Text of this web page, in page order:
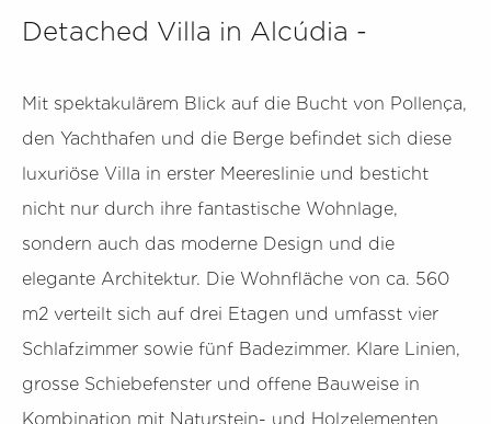
Detached Villa in Alcúdia -
Mit spektakulärem Blick auf die Bucht von Pollença,
den Yachthafen und die Berge befindet sich diese
luxuriöse Villa in erster Meereslinie und besticht
nicht nur durch ihre fantastische Wohnlage,
sondern auch das moderne Design und die
elegante Architektur. Die Wohnfläche von ca. 560
m2 verteilt sich auf drei Etagen und umfasst vier
Schlafzimmer sowie fünf Badezimmer. Klare Linien,
grosse Schiebefenster und offene Bauweise in
Kombination mit Naturstein- und Holzelementen